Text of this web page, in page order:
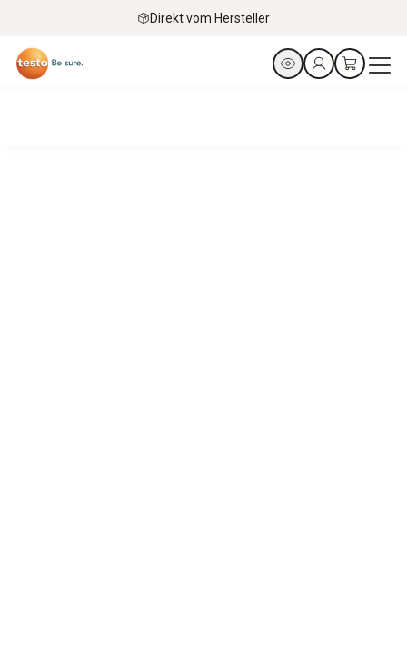
Direkt vom Hersteller